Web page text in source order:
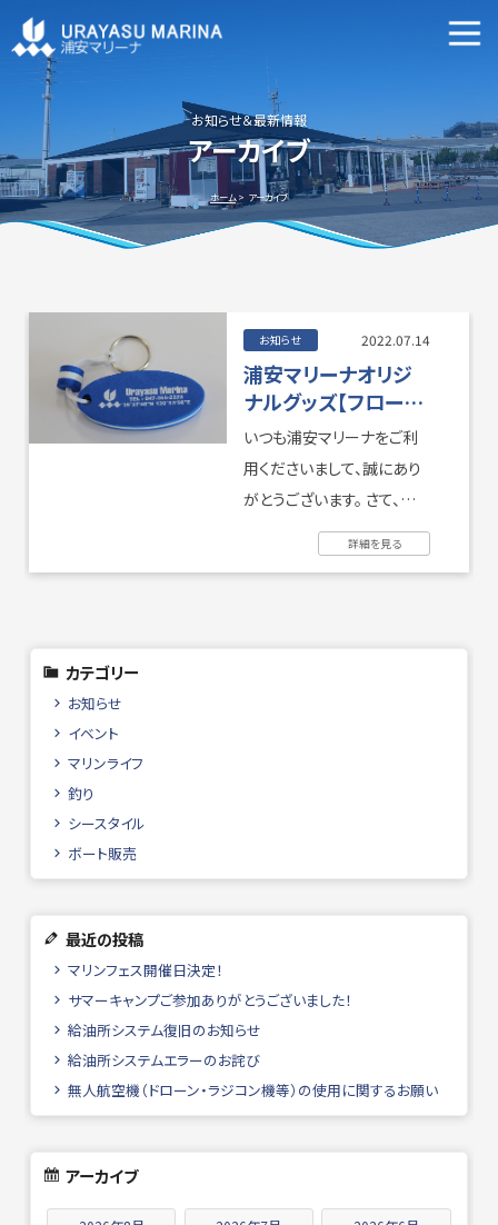
マリーナ施設案内
申込資格・艇の種類等
新艇・中古艇情報
ビジターバースご利用について よくあるご質問
お問い合わせ
お知らせ＆最新情報
アーカイブ
ホーム アーカイブ
お知らせ 2022.07.14
浦安マリーナオリジ
ナルグッズ【フローテ
ィングキーホルダー】
新発売！
いつも浦安マリーナをご利
用くださいまして、誠にあり
がとうございます。 さて、本
日は浦安マリーナオリジナ
ルグッズ【フローティングキ
詳細を見る
カテゴリー
お知らせ
イベント
マリンライフ
釣り
シースタイル
ボート販売
最近の投稿
マリンフェス開催日決定！
サマーキャンプご参加ありがとうございました！
給油所システム復旧のお知らせ
給油所システムエラーのお詫び
無人航空機（ドローン・ラジコン機等）の使用に関するお願い
アーカイブ